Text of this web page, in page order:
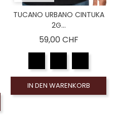
TUCANO URBANO CINTUKA
2G...
59,00 CHFPreis
IN DEN WARENKORB